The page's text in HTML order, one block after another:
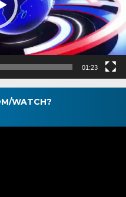
01:23
WATCH?